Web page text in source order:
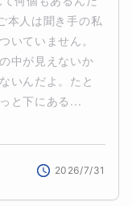
本人は聞き手の私
いていません。
中が見えないか
いんだよ。たと
と下にある...
2026/7/31